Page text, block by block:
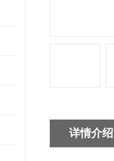
详情介绍